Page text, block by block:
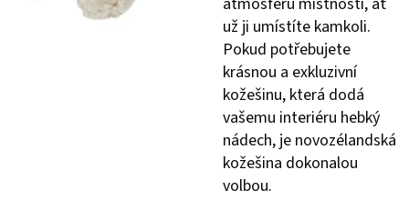
už ji umístíte kamkoli.
Pokud potřebujete
krásnou a exkluzivní
kožešinu, která dodá
vašemu interiéru hebký
nádech, je novozélandská
kožešina dokonalou
volbou.